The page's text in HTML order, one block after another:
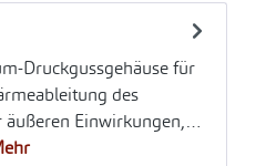
Druckgussgehäuse für
des
äußeren Einwirkungen,…